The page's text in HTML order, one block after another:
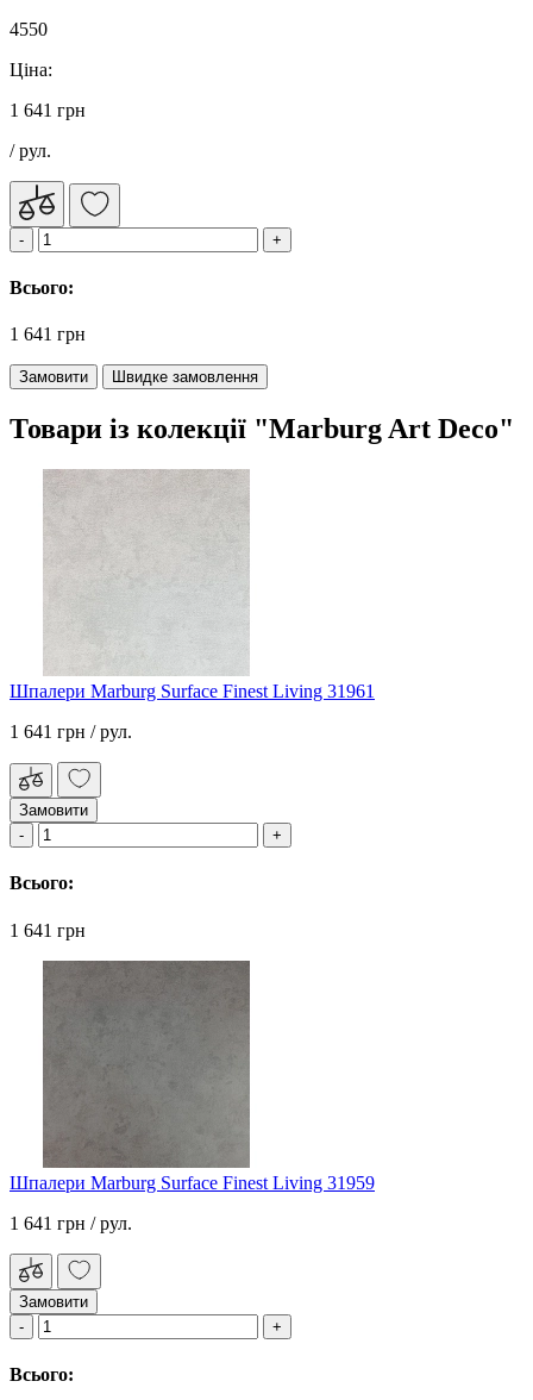
4550
Ціна:
1 641 грн
/ рул.
Всього:
1 641 грн
Замовити Швидке замовлення
Товари із колекції "Marburg Art Deco"
Шпалери Marburg Surface Finest Living 31961
1 641 грн / рул.
Замовити
Всього:
1 641 грн
Шпалери Marburg Surface Finest Living 31959
1 641 грн / рул.
Замовити
Всього: